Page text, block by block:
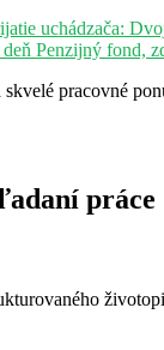
uchádzača:
deň Penzijný fond,
skvelé pracovné
práce